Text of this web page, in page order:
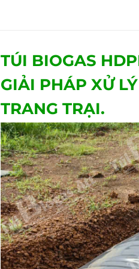
TÚI BIOGAS
GIẢI PHÁP XỬ
TRANG TRẠI.